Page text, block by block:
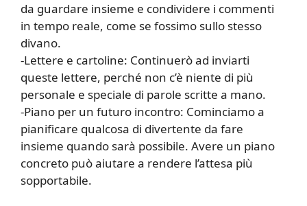
da guardare insieme e condividere i commenti
in tempo reale, come se fossimo sullo stesso
divano.
-Lettere e cartoline: Continuerò ad inviarti
queste lettere, perché non c’è niente di più
personale e speciale di parole scritte a mano.
-Piano per un futuro incontro: Cominciamo a
pianificare qualcosa di divertente da fare
insieme quando sarà possibile. Avere un piano
concreto può aiutare a rendere l’attesa più
sopportabile.